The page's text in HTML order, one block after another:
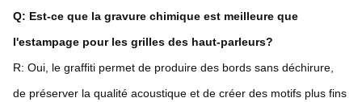
Q: Est-ce que la gravure chimique est meilleure que
l'estampage pour les grilles des haut-parleurs?
R: Oui, le graffiti permet de produire des bords sans déchirure,
de préserver la qualité acoustique et de créer des motifs plus fins